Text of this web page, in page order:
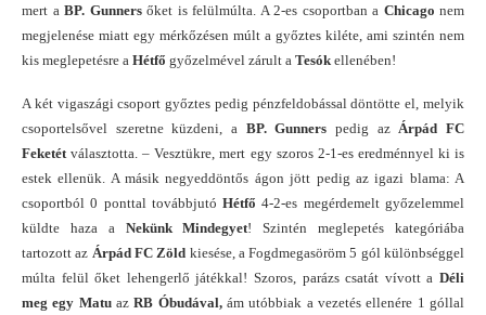
mert a BP. Gunnersőket is felülmúlta. A 2-es csoportban a Chicago nem
megjelenése miatt egy mérkőzésen múlt a győztes kiléte, ami szintén nem
kis meglepetésre a Hétfő győzelmével zárult a Tesók ellenében!
A két vigaszági csoport győztes pedig pénzfeldobással döntötte el, melyik
csoportelsővel szeretne küzdeni, a BP. Gunners pedig az Árpád FC
Feketét választotta. – Vesztükre, mert egy szoros 2-1-es eredménnyel ki is
estek ellenük. A másik negyeddöntős ágon jött pedig az igazi blama: A
csoportból 0 ponttal továbbjutóHétfő 4-2-es megérdemelt győzelemmel
küldte haza a Nekünk Mindegyet! Szintén meglepetés kategóriába
tartozott az Árpád FC Zöld kiesése, a Fogdmegasöröm 5 gól különbséggel
múlta felül őket lehengerlő játékkal! Szoros, parázs csatát vívott a Déli
meg egy MatuazRB Óbudával,ám utóbbiak a vezetés ellenére 1 góllal